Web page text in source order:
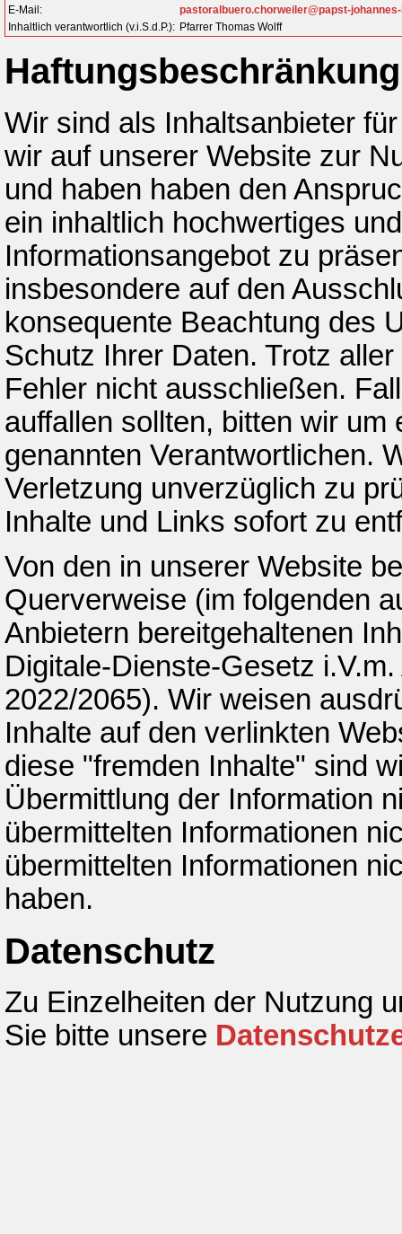
E-Mail:
pastoralbuero.chorweiler@papst-
Inhaltlich verantwortlich (v.i.S.d.P.): Pfarrer Thomas Wolff
Haftungsbeschränkung
Wir sind als Inhaltsanbieter
wir auf unserer Website zur
und haben haben den
ein inhaltlich hochwertiges
Informationsangebot zu
insbesondere auf den
konsequente Beachtung des
Schutz Ihrer Daten. Trotz
Fehler nicht ausschließen.
auffallen sollten, bitten wir
genannten Verantwortlichen.
Verletzung unverzüglich zu
Inhalte und Links sofort zu
Von den in unserer Website
Querverweise (im folgenden
Anbietern bereitgehaltenen
Digitale-Dienste-Gesetz
2022/2065). Wir weisen
Inhalte auf den verlinkten
diese "fremden Inhalte" sind
Übermittlung der Information
übermittelten Informationen
übermittelten Informationen
haben.
Datenschutz
Zu Einzelheiten der Nutzung
Sie bitte unsere